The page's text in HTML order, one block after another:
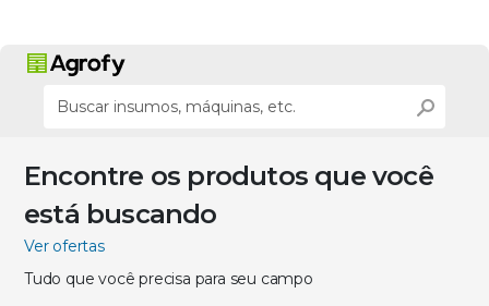
Encontre os produtos que você
está buscando
Ver ofertas
Tudo que você precisa para seu campo